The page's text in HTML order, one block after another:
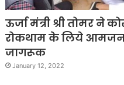
ऊर्जा मंत्री श्री तोमर ने
रोकथाम के लिये आमजन
जागरूक
January 12, 2022